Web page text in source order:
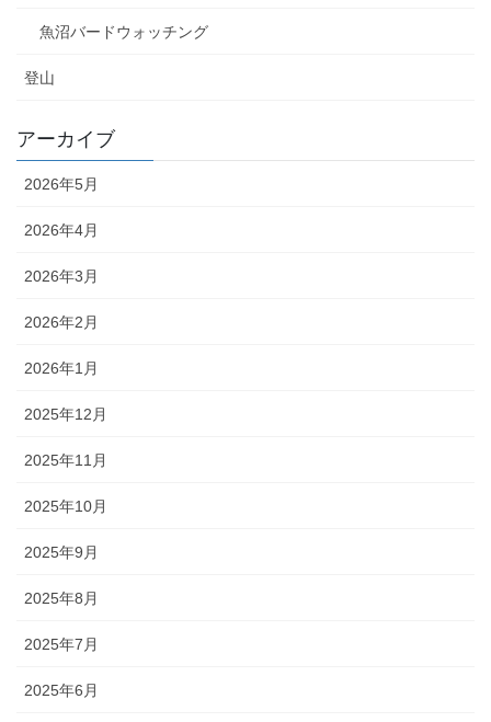
魚沼バードウォッチング
登山
アーカイブ
2026年5月
2026年4月
2026年3月
2026年2月
2026年1月
2025年12月
2025年11月
2025年10月
2025年9月
2025年8月
2025年7月
2025年6月